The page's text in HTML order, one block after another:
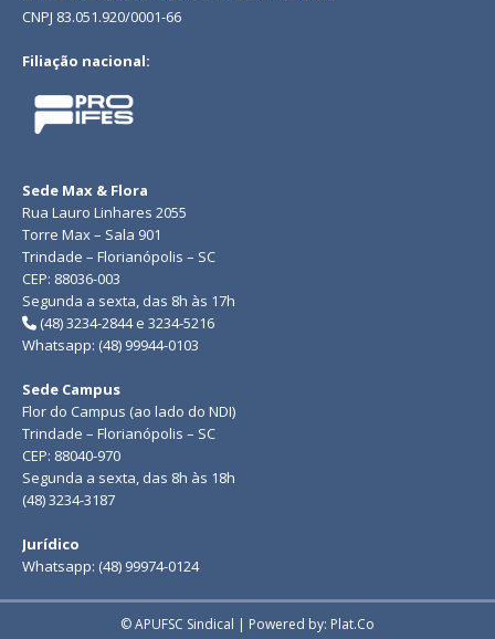
CNPJ 83.051.920/0001-66
Filiação nacional:
Sede Max & Flora
Rua Lauro Linhares 2055
Torre Max – Sala 901
Trindade – Florianópolis – SC
CEP: 88036-003
Segunda a sexta, das 8h às 17h
(48) 3234-2844 e 3234-5216
Whatsapp: (48) 99944-0103
Sede Campus
Flor do Campus (ao lado do NDI)
Trindade – Florianópolis – SC
CEP: 88040-970
Segunda a sexta, das 8h às 18h
(48) 3234-3187
Jurídico
Whatsapp: (48) 99974-0124
© APUFSC Sindical | Powered by: Plat.Co